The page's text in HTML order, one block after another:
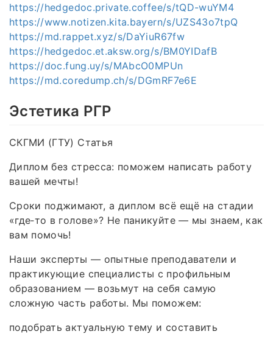
https://hedgedoc.private.coffee/s/tQD-wuYM4
https://www.notizen.kita.bayern/s/UZS43o7tpQ
https://md.rappet.xyz/s/DaYiuR67fw
https://hedgedoc.et.aksw.org/s/BM0YIDafB
https://doc.fung.uy/s/MAbcO0MPUn
https://md.coredump.ch/s/DGmRF7e6E
Эстетика РГР
СКГМИ (ГТУ) Статья
Диплом без стресса: поможем написать работу
вашей мечты!
Сроки поджимают, а диплом всё ещё на стадии
«где‑то в голове»? Не паникуйте — мы знаем, как
вам помочь!
Наши эксперты — опытные преподаватели и
практикующие специалисты с профильным
образованием — возьмут на себя самую
сложную часть работы. Мы поможем:
подобрать актуальную тему и составить